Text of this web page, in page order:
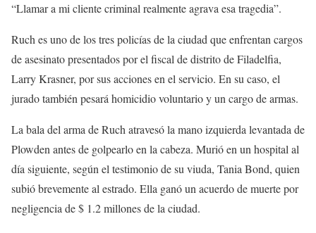
“Llamar a mi cliente criminal realmente agrava esa tragedia”.
Ruch es uno de los tres policías de la ciudad que enfrentan cargos
de asesinato presentados por el fiscal de distrito de Filadelfia,
Larry Krasner, por sus acciones en el servicio. En su caso, el
jurado también pesará homicidio voluntario y un cargo de armas.
La bala del arma de Ruch atravesó la mano izquierda levantada de
Plowden antes de golpearlo en la cabeza. Murió en un hospital al
día siguiente, según el testimonio de su viuda, Tania Bond, quien
subió brevemente al estrado. Ella ganó un acuerdo de muerte por
negligencia de $ 1.2 millones de la ciudad.